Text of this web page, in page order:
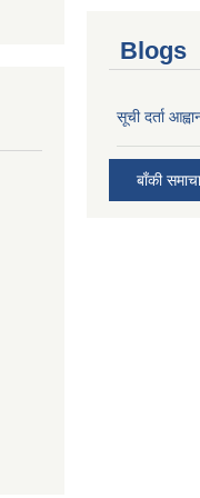
Blogs
सूची दर्ता
बाँकी